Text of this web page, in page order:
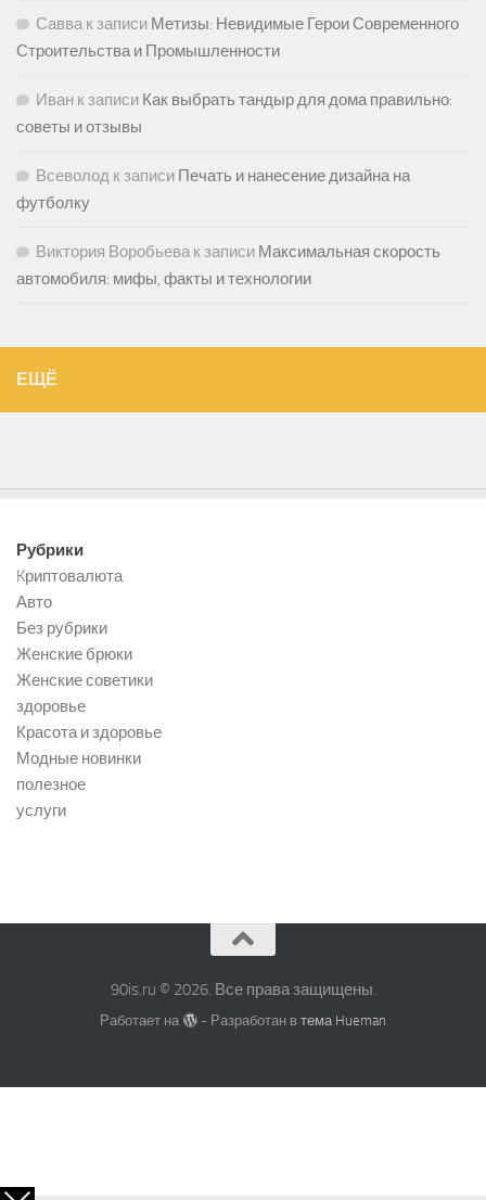
Саввак записи Метизы: Невидимые Герои Современного
Строительства и Промышленности
Иван к записи Как выбрать тандыр для дома правильно:
советы и отзывы
Всеволод к записи Печать и нанесение дизайна на
футболку
Виктория Воробьевак записи Максимальная скорость
автомобиля: мифы, факты и технологии
ЕЩЁ
Рубрики
Kриптовалюта
Авто
Без рубрики
Женские брюки
Женские советики
здоровье
Красота и здоровье
Модные новинки
полезное
услуги
90is.ru © 2026. Все права защищены.
Работает на - Разработан в тема Hueman